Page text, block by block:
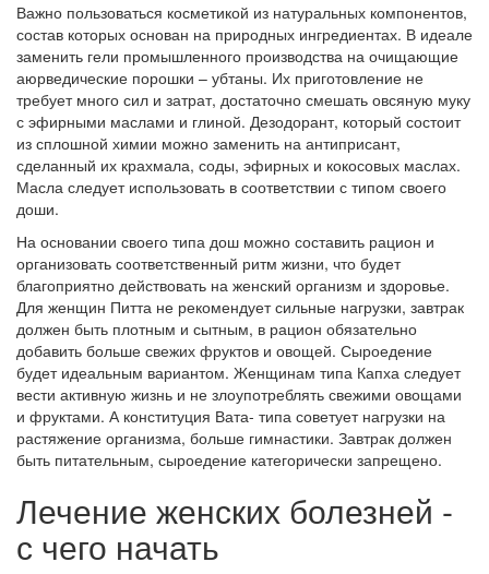
Важно пользоваться косметикой из натуральных компонентов,
состав которых основан на природных ингредиентах. В идеале
заменить гели промышленного производства на очищающие
аюрведические порошки – убтаны. Их приготовление не
требует много сил и затрат, достаточно смешать овсяную муку
с эфирными маслами и глиной. Дезодорант, который состоит
из сплошной химии можно заменить на антиприсант,
сделанный их крахмала, соды, эфирных и кокосовых маслах.
Масла следует использовать в соответствии с типом своего
доши.
На основании своего типа дош можно составить рацион и
организовать соответственный ритм жизни, что будет
благоприятно действовать на женский организм и здоровье.
Для женщин Питта не рекомендует сильные нагрузки, завтрак
должен быть плотным и сытным, в рацион обязательно
добавить больше свежих фруктов и овощей. Сыроедение
будет идеальным вариантом. Женщинам типа Капха следует
вести активную жизнь и не злоупотреблять свежими овощами
и фруктами. А конституция Вата- типа советует нагрузки на
растяжение организма, больше гимнастики. Завтрак должен
быть питательным, сыроедение категорически запрещено.
Лечение женских болезней -
с чего начать